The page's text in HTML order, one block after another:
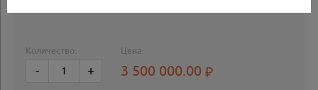
Количество:
- +
Цена:
3 500 000.00